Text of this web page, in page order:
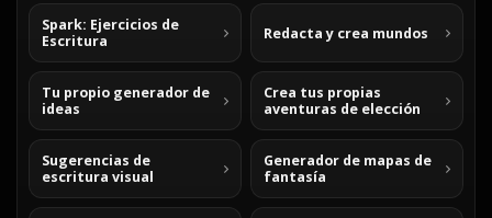
Spark: Ejercicios de
Escritura
Redacta y crea mundos
Tu propio generador de
ideas
Crea tus propias
aventuras de elección
Sugerencias de
escritura visual
Generador de mapas de
fantasía